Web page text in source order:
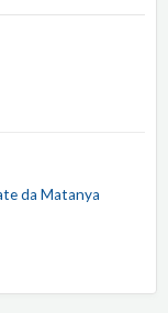
da Matanya